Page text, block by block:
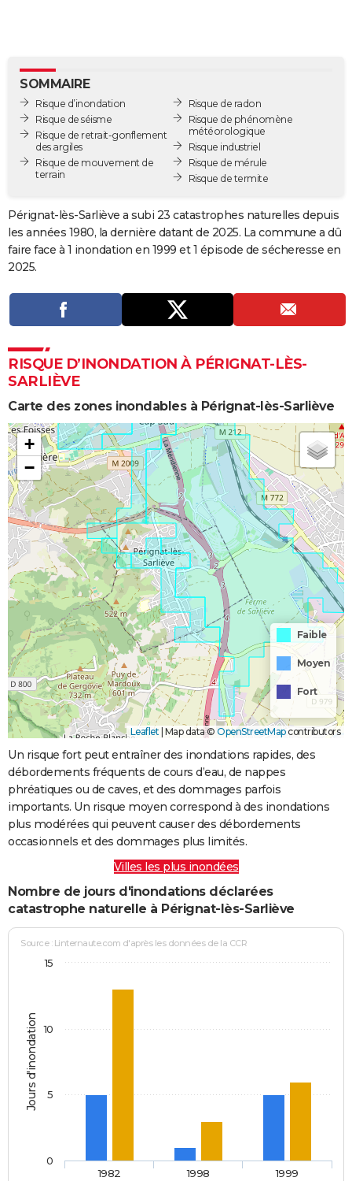
BONS PLANS
CARTE DE VOEUX
Carte de Noël
Carte Bonne année
Carte Saint-Valentin
Carte Pâques
Carte d'anniversaire
DICTIONNAIRE
Dictionnaire
Biographies
Citations
Expressions
Proverbes
PROGRAMME TV
COPAINS D'AVANT
S'inscrire
Se connecter
Lycées
Collèges
Primaires
Universités
Entreprises
Service militaire
Avis de recherche
AVIS DE DÉCÈS
FORUM
SOMMAIRE
Risque d’inondation
Risque de séisme
Risque de retrait-gonflement
des argiles
Risque de mouvement de
terrain
Risque de radon
Risque de phénomène
météorologique
Risque industriel
Risque de mérule
Risque de termite
Pérignat-lès-Sarliève a subi 23 catastrophes naturelles depuis
les années 1980, la dernière datant de 2025. La commune a dû
faire face à 1 inondation en 1999 et 1 épisode de sécheresse en
2025.
RISQUE D’INONDATION À PÉRIGNAT-LÈS-
SARLIÈVE
Carte des zones inondables à Pérignat-lès-Sarliève
+
−
Faible
Moyen
Fort
Leaflet | Map data © OpenStreetMapcontributors
Un risque fort peut entraîner des inondations rapides, des
débordements fréquents de cours d’eau, de nappes
phréatiques ou de caves, et des dommages parfois
importants. Un risque moyen correspond à des inondations
plus modérées qui peuvent causer des débordements
occasionnels et des dommages plus limités.
Villes les plus inondées
Nombre de jours d'inondations déclarées
catastrophe naturelle à Pérignat-lès-Sarliève
Jours d'inondation
Source : Linternaute.com d'après les données de la CCR
1982 1998 1999
0
5
10
15